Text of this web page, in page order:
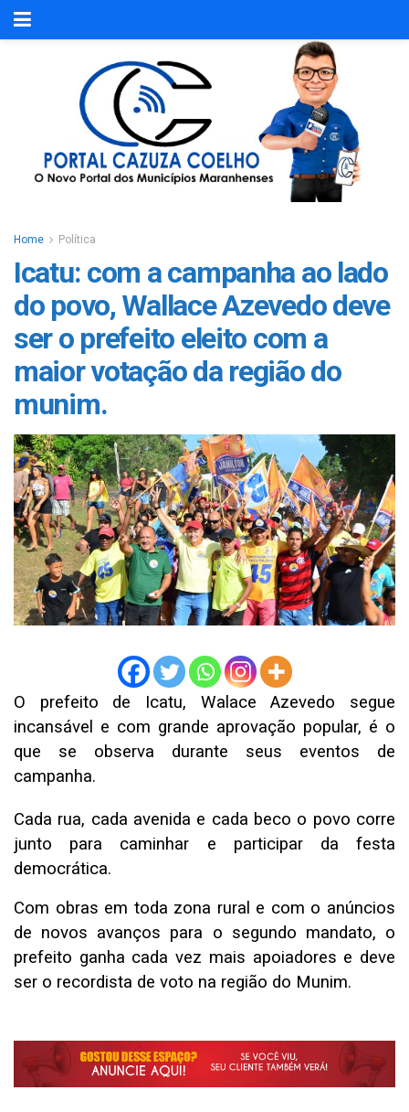
Home Política
Icatu: com a campanha ao lado
do povo, Wallace Azevedo deve
ser o prefeito eleito com a
maior votação da região do
munim.
O prefeito de Icatu, Walace Azevedo segue
incansável e com grande aprovação popular, é o
que se observa durante seus eventos de
campanha.
Cada rua, cada avenida e cada beco o povo corre
junto para caminhar e participar da festa
democrática.
Com obras em toda zona rural e com o anúncios
de novos avanços para o segundo mandato, o
prefeito ganha cada vez mais apoiadores e deve
ser o recordista de voto na região do Munim.